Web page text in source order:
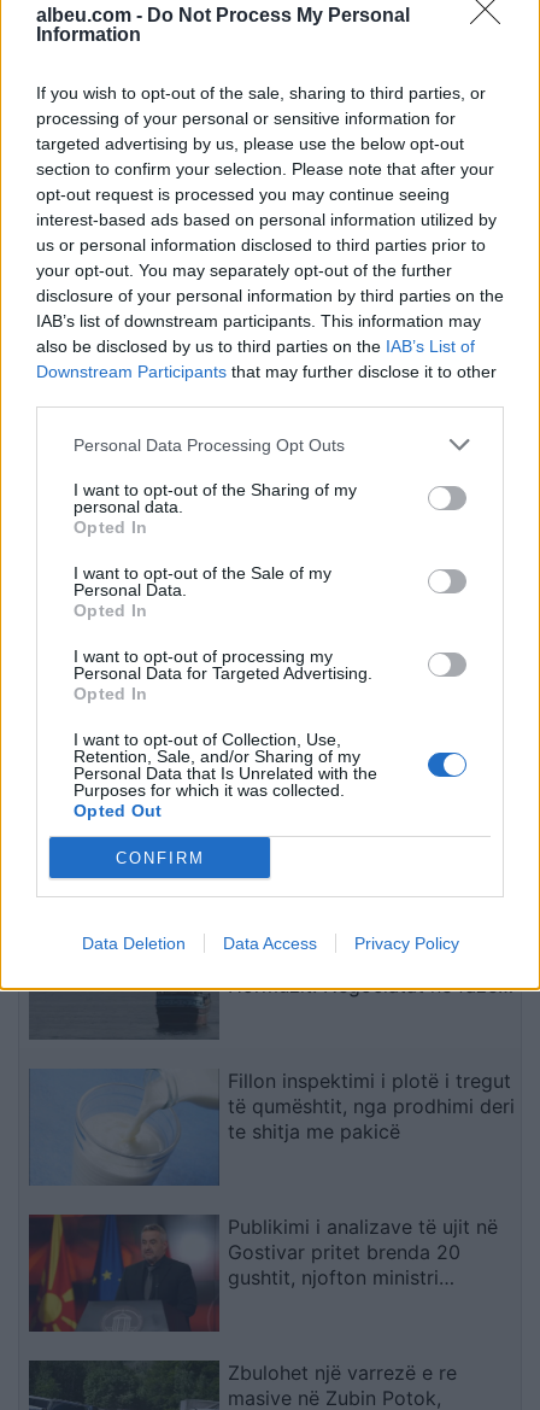
albeu.com - Do Not Process My Personal
Information
If you wish to opt-out of the sale, sharing to third parties, or
processing of your personal or sensitive information for
targeted advertising by us, please use the below opt-out
section to confirm your selection. Please note that after your
opt-out request is processed you may continue seeing
interest-based ads based on personal information utilized by
us or personal information disclosed to third parties prior to
your opt-out. You may separately opt-out of the further
disclosure of your personal information by third parties on the
IAB’s list of downstream participants. This information may
also be disclosed by us to third parties on the IAB’s List of
Downstream Participants that may further disclose it to other
Personal Data Processing Opt Outs
I want to opt-out of the Sharing of my
personal data.
Opted In
I want to opt-out of the Sale of my
Personal Data.
Opted In
I want to opt-out of processing my
Personal Data for Targeted Advertising.
Opted In
I want to opt-out of Collection, Use,
Retention, Sale, and/or Sharing of my
Personal Data that Is Unrelated with the
Purposes for which it was collected.
Opted Out
CONFIRM
Data Deletion Data Access Privacy Policy
drejt përmbysjes në
Kupën e Ligës
Shqetësim për talentin
gjerman, Kennet Eichhorn
ndërpret përkohësisht
karrierën për arsye
shëndetësore
Futbolli shqiptar humbet
Besnik Çotën, ish-
kapiteni dhe ish-trajneri i
Sopotit ndahet nga jeta
në moshën 56-vjeçare
Zyrtare, Fisnik Asllani
transferohet te RB Leipzig
VIDEO/ Ndërhyrja “horror”
të kuq dhe gjobë
Pritje madhështore në
Turqi, 25 mijë tifozë
presin Mohamed Salahun
te Trabzonspori
Vinicius zbraz profilin në
Instagram teksa
të fundit
Irani dhe Omani dakordësojnë
rrugën detare në Ngushticën e
Hormuzit: Negociatat në fazën
Fillon inspektimi i plotë i tregut
të qumështit, nga prodhimi deri
te shitja me pakicë
Publikimi i analizave të ujit në
Gostivar pritet brenda 20
gushtit, njofton ministri
Zbulohet një varrezë e re
masive në Zubin Potok,